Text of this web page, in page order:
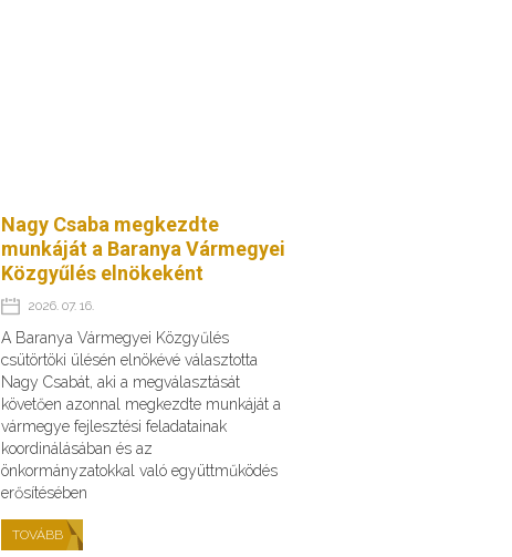
Nagy Csaba megkezdte
munkáját a Baranya Vármegyei
Közgyűlés elnökeként
2026. 07. 16.
A Baranya Vármegyei Közgyűlés
csütörtöki ülésén elnökévé választotta
Nagy Csabát, aki a megválasztását
követően azonnal megkezdte munkáját a
vármegye fejlesztési feladatainak
koordinálásában és az
önkormányzatokkal való együttműködés
erősítésében
TOVÁBB